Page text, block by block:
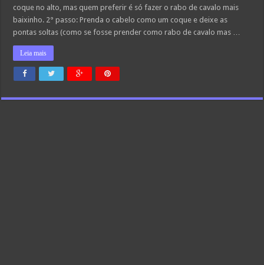
coque no alto, mas quem preferir é só fazer o rabo de cavalo mais
baixinho. 2° passo: Prenda o cabelo como um coque e deixe as
pontas soltas (como se fosse prender como rabo de cavalo mas …
Leia mais